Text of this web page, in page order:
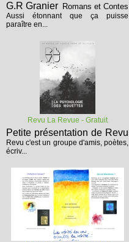
G.R Granier Romans et Contes
Aussi étonnant que ça puisse
paraître en...
Revu La Revue - Gratuit
Petite présentation de Revu
Revu c'est un groupe d'amis, poètes,
écriv...